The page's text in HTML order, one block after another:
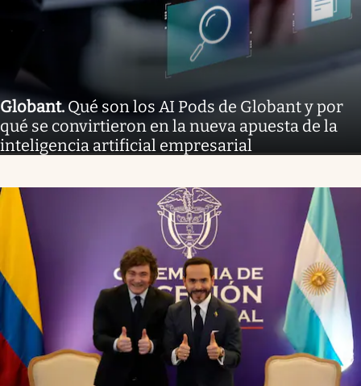
Globant.Qué son los AI Pods de Globant y por
qué se convirtieron en la nueva apuesta de la
inteligencia artificial empresarial